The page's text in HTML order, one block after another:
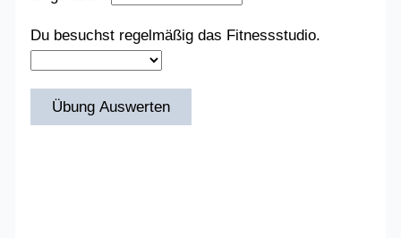
Du besuchst regelmäßig das Fitnessstudio.
Übung Auswerten